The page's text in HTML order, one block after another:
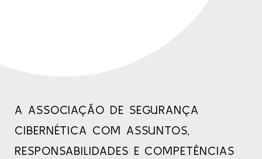
A ASSOCIAÇÃO DE SEGURANÇA
CIBERNÉTICA COM ASSUNTOS,
RESPONSABILIDADES E COMPETÊNCIAS